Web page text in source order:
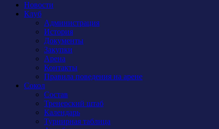
Новости
Клуб
Администрация
История
Документы
Закупки
Арена
Контакты
Правила поведения на арене
Сокол
Состав
Тренерский штаб
Календарь
Турнирная таблица